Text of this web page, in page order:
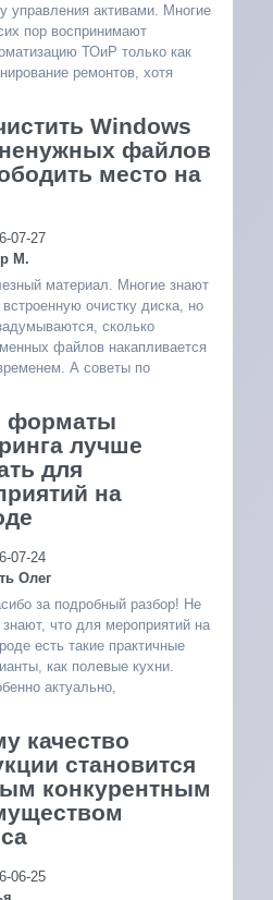
управления активами. Многие
пор воспринимают
ТОиР только как
ремонтов, хотя
Windows
ненужных файлов
место на
07-27
М.
материал. Многие знают
встроенную очистку диска, но
сколько
файлов накапливается
А советы по
форматы
лучше
для
на
07-24
Олег
за подробный разбор! Не
знают, что для мероприятий на
есть такие практичные
как полевые кухни.
актуально,
качество
становится
конкурентным
06-25